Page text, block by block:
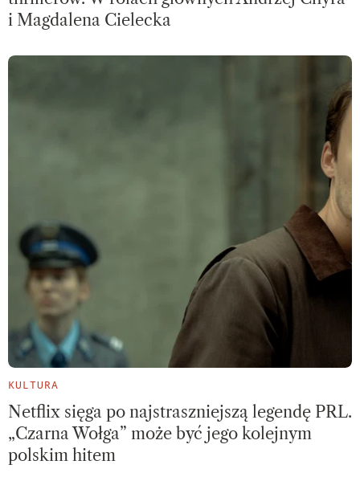
i Magdalena Cielecka
KULTURA
Netflix sięga po najstraszniejszą legendę PRL.
„Czarna Wołga” może być jego kolejnym
polskim hitem